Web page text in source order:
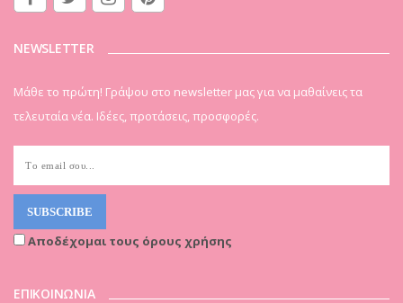
NEWSLETTER
Μάθε το πρώτη! Γράψου στο newsletter μας για να μαθαίνεις τα
τελευταία νέα. Ιδέες, προτάσεις, προσφορές.
Αποδέχομαι τους όρους χρήσης
ΕΠΙΚΟΙΝΩΝΙΑ